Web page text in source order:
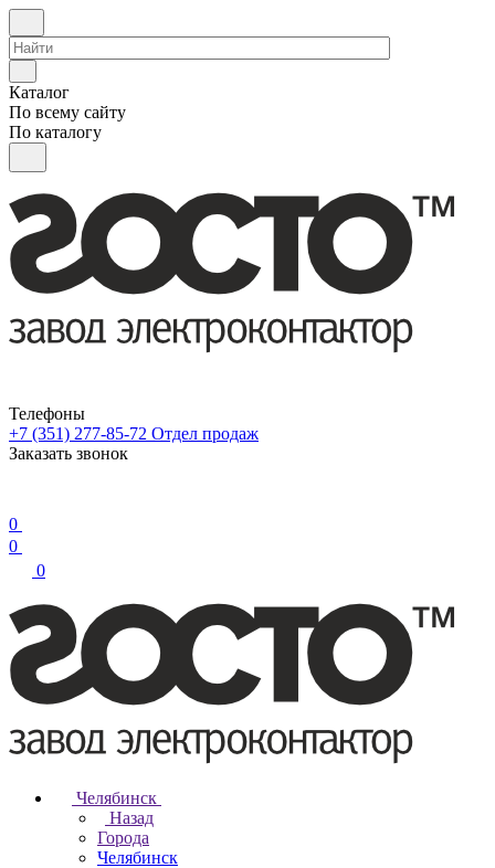
Каталог
По всему сайту
По каталогу
Телефоны
+7 (351) 277-85-72 Отдел продаж
Заказать звонок
0
0
0
Челябинск
Назад
Города
Челябинск